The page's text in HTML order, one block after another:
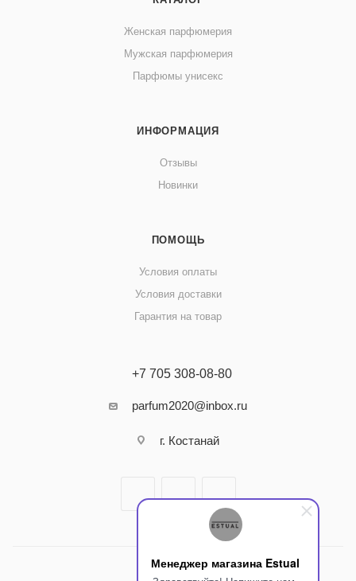
Менеджер магазина Estual
Женская парфюмерия
Мужская парфюмерия
Парфюмы унисекс
ИНФОРМАЦИЯ
Отзывы
Новинки
ПОМОЩЬ
Условия оплаты
Условия доставки
Гарантия на товар
+7 705 308-08-80
parfum2020@inbox.ru
г. Костанай